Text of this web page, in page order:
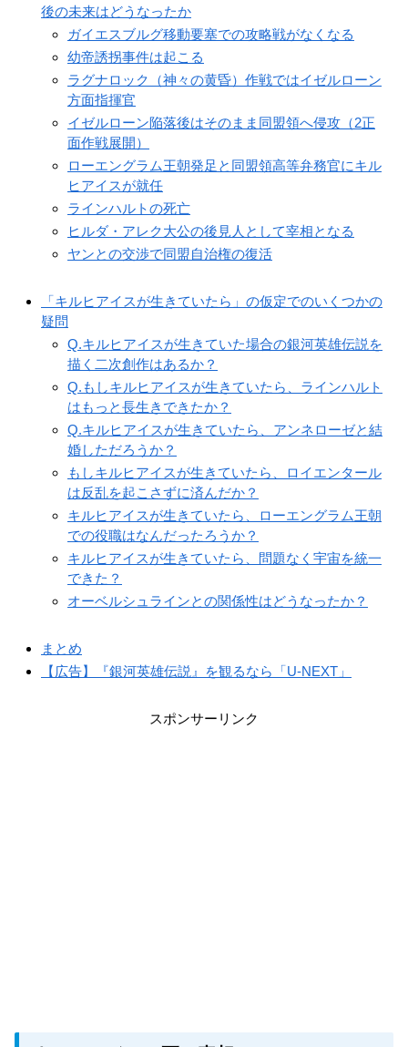
後の未来はどうなったか
ガイエスブルグ移動要塞での攻略戦がなくなる
幼帝誘拐事件は起こる
ラグナロック（神々の黄昏）作戦ではイゼルローン
方面指揮官
イゼルローン陥落後はそのまま同盟領へ侵攻（2正
面作戦展開）
ローエングラム王朝発足と同盟領高等弁務官にキル
ヒアイスが就任
ラインハルトの死亡
ヒルダ・アレク大公の後見人として宰相となる
ヤンとの交渉で同盟自治権の復活
「キルヒアイスが生きていたら」の仮定でのいくつかの
疑問
Q.キルヒアイスが生きていた場合の銀河英雄伝説を
描く二次創作はあるか？
Q.もしキルヒアイスが生きていたら、ラインハルト
はもっと長生きできたか？
Q.キルヒアイスが生きていたら、アンネローゼと結
婚しただろうか？
もしキルヒアイスが生きていたら、ロイエンタール
は反乱を起こさずに済んだか？
キルヒアイスが生きていたら、ローエングラム王朝
での役職はなんだったろうか？
キルヒアイスが生きていたら、問題なく宇宙を統一
できた？
オーベルシュラインとの関係性はどうなったか？
まとめ
【広告】『銀河英雄伝説』を観るなら「U-NEXT」
スポンサーリンク